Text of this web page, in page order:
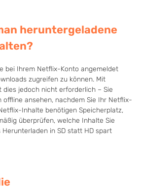
heruntergeladene
bei Ihrem Netflix-Konto angemeldet
zugreifen zu können. Mit
dies jedoch nicht erforderlich – Sie
offline ansehen, nachdem Sie Ihr Netflix-
Inhalte benötigen Speicherplatz,
überprüfen, welche Inhalte Sie
in SD statt HD spart